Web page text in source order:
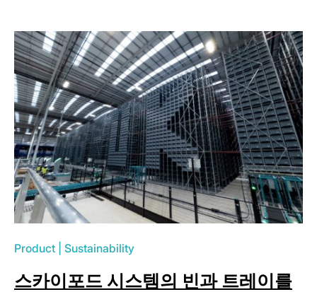
Product Sustainability
스카이포드 시스템의 빈과 트레이를